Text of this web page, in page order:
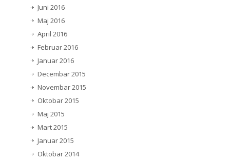
Juni 2016
Maj 2016
April 2016
Februar 2016
Januar 2016
Decembar 2015
Novembar 2015
Oktobar 2015
Maj 2015
Mart 2015
Januar 2015
Oktobar 2014